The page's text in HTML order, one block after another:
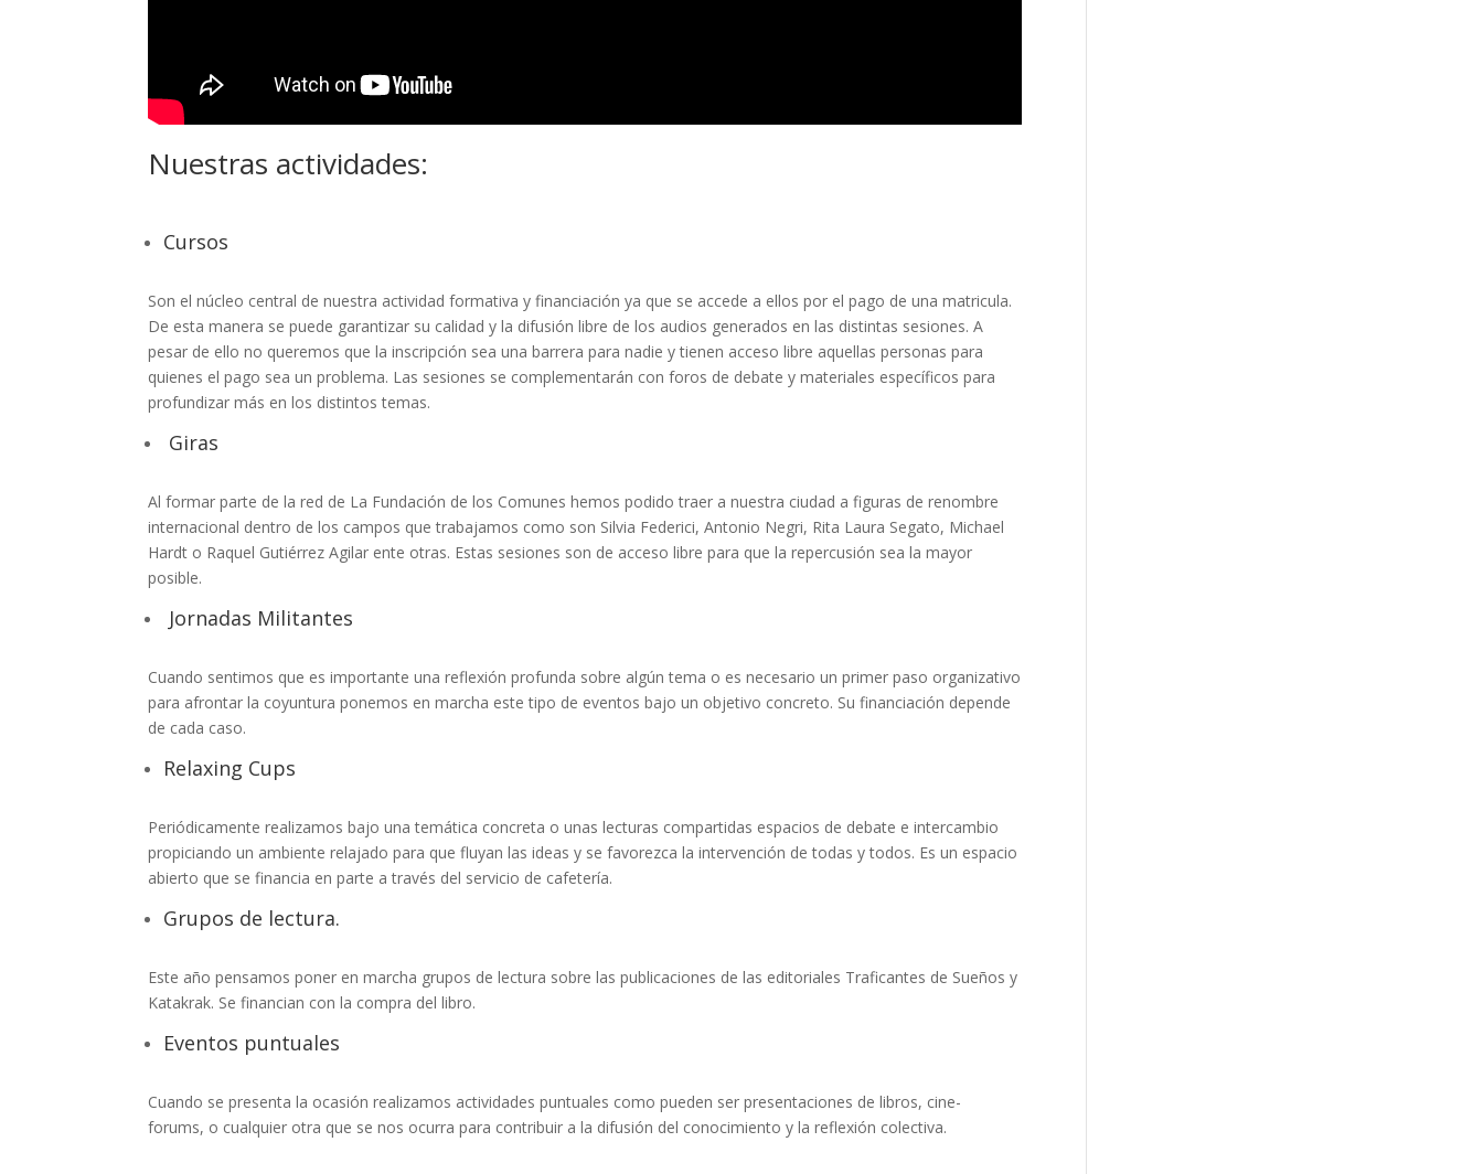
Nuestras actividades:
Cursos
Son el núcleo central de nuestra actividad formativa y financiación ya que se accede a ellos por el pago de una matricula.
De esta manera se puede garantizar su calidad y la difusión libre de los audios generados en las distintas sesiones. A
pesar de ello no queremos que la inscripción sea una barrera para nadie y tienen acceso libre aquellas personas para
quienes el pago sea un problema. Las sesiones se complementarán con foros de debate y materiales específicos para
profundizar más en los distintos temas.
Giras
Al formar parte de la red de La Fundación de los Comunes hemos podido traer a nuestra ciudad a figuras de renombre
internacional dentro de los campos que trabajamos como son Silvia Federici, Antonio Negri, Rita Laura Segato, Michael
Hardt o Raquel Gutiérrez Agilar ente otras. Estas sesiones son de acceso libre para que la repercusión sea la mayor
posible.
Jornadas Militantes
Cuando sentimos que es importante una reflexión profunda sobre algún tema o es necesario un primer paso organizativo
para afrontar la coyuntura ponemos en marcha este tipo de eventos bajo un objetivo concreto. Su financiación depende
de cada caso.
Relaxing Cups
Periódicamente realizamos bajo una temática concreta o unas lecturas compartidas espacios de debate e intercambio
propiciando un ambiente relajado para que fluyan las ideas y se favorezca la intervención de todas y todos. Es un espacio
abierto que se financia en parte a través del servicio de cafetería.
Grupos de lectura.
Este año pensamos poner en marcha grupos de lectura sobre las publicaciones de las editoriales Traficantes de Sueños y
Katakrak. Se financian con la compra del libro.
Eventos puntuales
Cuando se presenta la ocasión realizamos actividades puntuales como pueden ser presentaciones de libros, cine-
forums, o cualquier otra que se nos ocurra para contribuir a la difusión del conocimiento y la reflexión colectiva.